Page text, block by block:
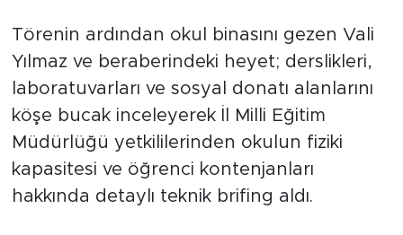
Törenin ardından okul binasını gezen Vali
Yılmaz ve beraberindeki heyet; derslikleri,
laboratuvarları ve sosyal donatı alanlarını
köşe bucak inceleyerek İl Milli Eğitim
Müdürlüğü yetkililerinden okulun fiziki
kapasitesi ve öğrenci kontenjanları
hakkında detaylı teknik brifing aldı.